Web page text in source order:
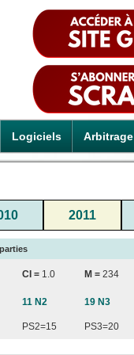
Logiciels Arbitrage
2011
CI = 1.0 M = 234
11 N2 19 N3
PS2=15 PS3=20